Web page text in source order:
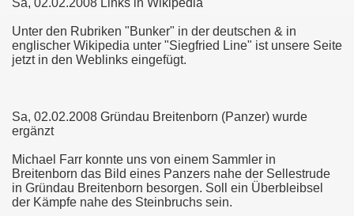
Sa, 02.02.2008 Links in Wikipedia
Unter den Rubriken "Bunker" in der deutschen & in
englischer Wikipedia unter "Siegfried Line" ist unsere Seite
jetzt in den Weblinks eingefügt.
Sa, 02.02.2008 Gründau Breitenborn (Panzer) wurde
ergänzt
Michael Farr konnte uns von einem Sammler in
Breitenborn das Bild eines Panzers nahe der Sellestrude
in Gründau Breitenborn besorgen. Soll ein Überbleibsel
der Kämpfe nahe des Steinbruchs sein.